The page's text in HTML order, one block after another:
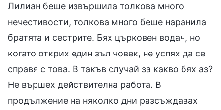
Лилиан беше извършила толкова много
нечестивости, толкова много беше наранила
братята и сестрите. Бях църковен водач, но
когато открих един зъл човек, не успях да се
справя с това. В такъв случай за какво бях аз?
Не вършех действителна работа. В
продължение на няколко дни разсъждавах